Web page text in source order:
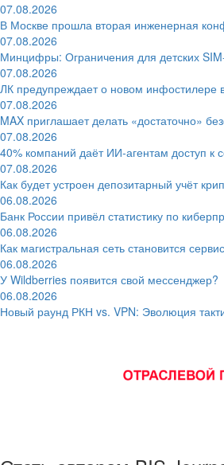
07.08.2026
В Москве прошла вторая инженерная
07.08.2026
Минцифры: Ограничения для детских
07.08.2026
ЛК предупреждает о новом инфостилере
07.08.2026
MAX приглашает делать «достаточно»
07.08.2026
40% компаний даёт ИИ‑агентам доступ к
07.08.2026
Как будет устроен депозитарный учёт
06.08.2026
Банк России привёл статистику по
06.08.2026
Как магистральная сеть становится
06.08.2026
У Wildberries появится свой мессенджер?
06.08.2026
Новый раунд РКН vs. VPN: Эволюция